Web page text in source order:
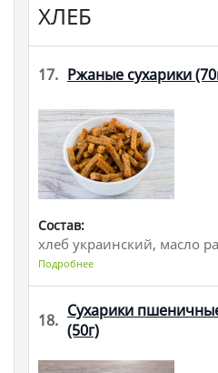
ХЛЕБ
17. Ржаные сухарики
Состав:
хлеб украинский, масло
Подробнее
18. Сухарики
(50г)